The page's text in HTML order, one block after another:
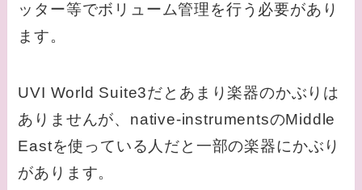
ッター等でボリューム管理を行う必要があり
ます。
UVI World Suite3だとあまり楽器のかぶりは
ありませんが、native-instrumentsのMiddle
Eastを使っている人だと一部の楽器にかぶり
があります。